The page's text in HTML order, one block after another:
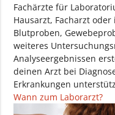
Fachärzte für
Hausarzt, Facharzt
Blutproben,
weiteres
Analyseergebnissen
deinen Arzt bei
Erkrankungen
Wann zum Laborarzt?